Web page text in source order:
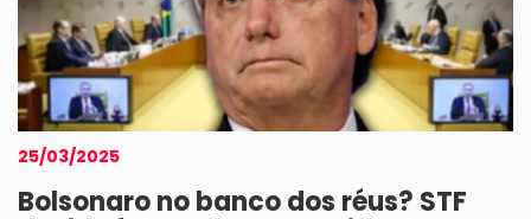
25/03/2025
Bolsonaro no banco dos réus? STF